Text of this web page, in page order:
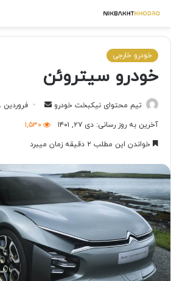
خودرو خارجی
خودرو سیتروئن
تیم محتوای نیکبخت خودرو
فروردین ۸, ۱۴۰۱
آخرین به روز رسانی: دی ۲۷, ۱۴۰۱
۱,۵۳۰
خواندن این مطلب ۲ دقیقه زمان میبرد